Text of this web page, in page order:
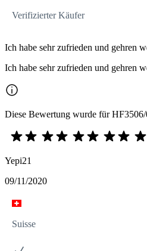
Verifizierter Käufer
Ich habe sehr zufrieden und gehren
Ich habe sehr zufrieden und gehren
Diese Bewertung wurde für
Yepi21
09/11/2020
Suisse